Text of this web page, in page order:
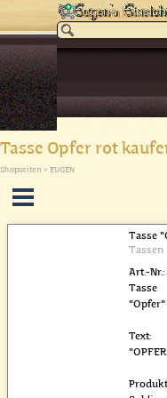
Direkt zum Seiteninhalt
Warenkorb
Tasse Opfer rot
Shopseiten > EUGEN
Tasse
Tassen
Art.-
Tasse
"Opfer"
Text: